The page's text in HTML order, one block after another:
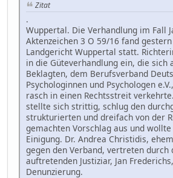
Zitat
.
Wuppertal. Die Verhandlung im Fall
Aktenzeichen 3 O 59/16 fand
Landgericht Wuppertal statt.
in die Güteverhandlung ein, die sich
Beklagten, dem Berufsverband
Psychologinnen und Psychologen
rasch in einen Rechtsstreit
stellte sich strittig, schlug den
strukturierten und dreifach von der
gemachten Vorschlag aus und
Einigung. Dr. Andrea Christidis,
gegen den Verband, vertreten durch
auftretenden Justiziar, Jan
Denunzierung.